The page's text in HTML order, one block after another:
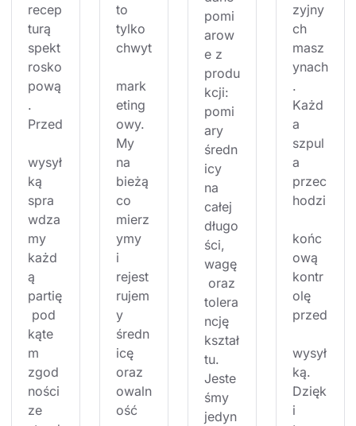
recep
turą
spekt
rosko
pową
.
Przed
wysył
ką
spra
wdza
my
każd
ą
partię
pod
kąte
m
zgod
ności
ze
to
tylko
chwyt
mark
eting
owy.
My
na
bieżą
co
mierz
ymy
i
rejest
rujem
y
średn
icę
oraz
owaln
ość
pomi
arow
e z
produ
kcji:
pomi
ary
średn
icy
na
całej
długo
ści,
wagę
oraz
tolera
ncję
kształ
tu.
Jeste
śmy
jedyn
zyjny
ch
masz
ynach
.
Każd
a
szpul
a
przec
hodzi
końc
ową
kontr
olę
przed
wysył
ką.
Dzięk
i